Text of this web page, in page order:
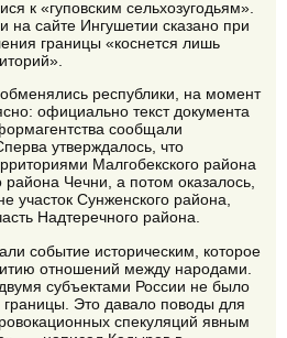
к «гуповским сельхозугодьям».
сайте Ингушетии сказано при
границы «коснется лишь
республики, на момент
официально текст документа
сообщали
утверждалось, что
Малгобекского района
Чечни, а потом оказалось,
участок Сунженского района,
Надтеречного района.
событие историческим, которое
отношений между народами.
субъектами России не было
Это давало поводы для
спекуляций явным